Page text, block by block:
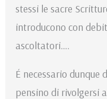
stessi le sacre
introducono con
ascoltatori….
É necessario
pensino di rivolgersi